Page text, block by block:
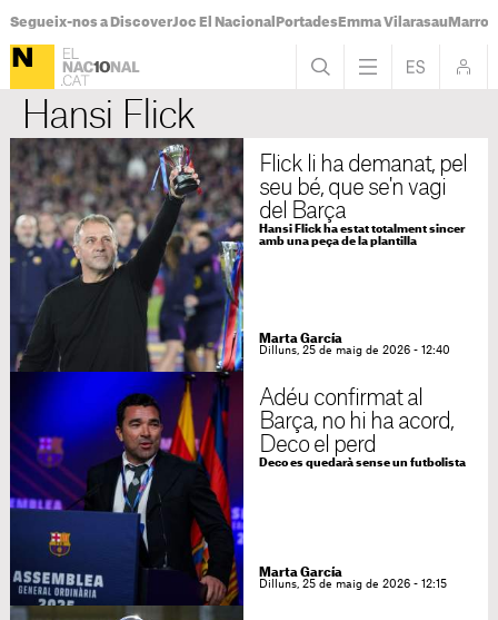
Segueix-nos a DiscoverJoc El Nacional PortadesEmma Vilarasau
Hansi Flick
Flick li ha demanat, pel
seu bé, que se'n vagi
del Barça
Hansi Flick ha estat totalment sincer
amb una peça de la plantilla
Marta García
Dilluns, 25 de maig de 2026 - 12:40
Adéu confirmat al
Barça, no hi ha acord,
Deco el perd
Deco es quedarà sense un futbolista
Marta García
Dilluns, 25 de maig de 2026 - 12:15